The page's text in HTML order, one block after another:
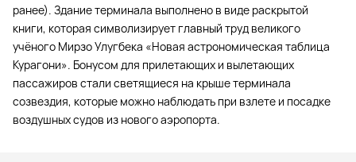
ранее). Здание терминала выполнено в виде раскрытой
книги, которая символизирует главный труд великого
учёного Мирзо Улугбека «Новая астрономическая таблица
Курагони». Бонусом для прилетающих и вылетающих
пассажиров стали светящиеся на крыше терминала
созвездия, которые можно наблюдать при взлете и посадке
воздушных судов из нового аэропорта.